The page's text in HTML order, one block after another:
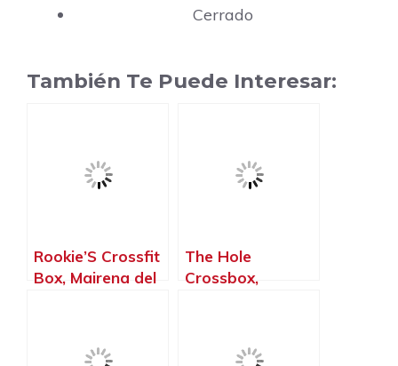
Cerrado
También Te Puede Interesar:
Rookie’S Crossfit
Box, Mairena del
The Hole
Crossbox,